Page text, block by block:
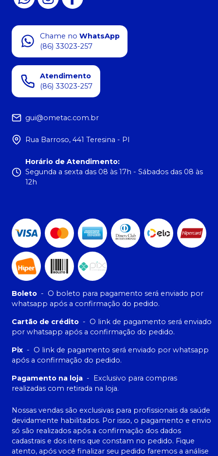
Chame no WhatsApp
(86) 33023-257
Atendimento
(86) 33023-257
gui@ometac.com.br
Rua Barroso, 441 Teresina - PI
Horário de Atendimento:
Segunda a sexta das 08 às 17h - Sábados das 08 às
12h
Boleto - O boleto para pagamento será enviado por
whatsapp após a confirmação do pedido.
Cartão de crédito - O link de pagamento será enviado
por whatsapp após a confirmação do pedido.
Pix - O link de pagamento será enviado por whatsapp
após a confirmação do pedido.
Pagamento na loja - Exclusivo para compras
realizadas com retirada na loja.
Nossas vendas são exclusivas para profissionais da saúde
devidamente habilitados. Por isso, o pagamento e envio
só são realizados após a confirmação dos dados
cadastrais e dos itens que constam no pedido. Fique
atento, após você finalizar seu pedido faremos a análise